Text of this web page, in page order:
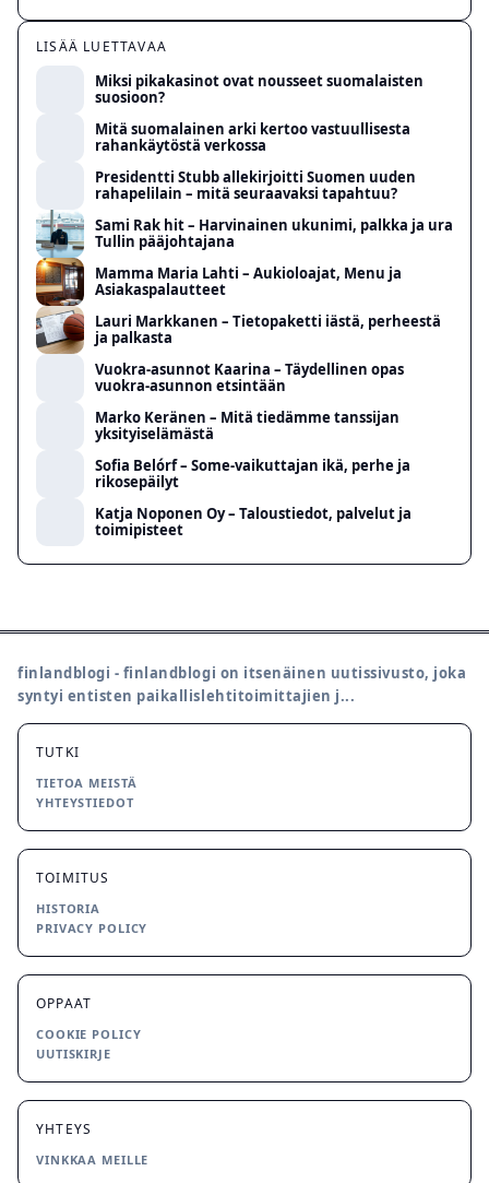
LISÄÄ LUETTAVAA
Miksi pikakasinot ovat nousseet suomalaisten
suosioon?
Mitä suomalainen arki kertoo vastuullisesta
rahankäytöstä verkossa
Presidentti Stubb allekirjoitti Suomen uuden
rahapelilain – mitä seuraavaksi tapahtuu?
Sami Rak hit – Harvinainen ukunimi, palkka ja ura
Tullin pääjohtajana
Mamma Maria Lahti – Aukioloajat, Menu ja
Asiakaspalautteet
Lauri Markkanen – Tietopaketti iästä, perheestä
ja palkasta
Vuokra-asunnot Kaarina – Täydellinen opas
vuokra-asunnon etsintään
Marko Keränen – Mitä tiedämme tanssijan
yksityiselämästä
Sofia Belórf – Some-vaikuttajan ikä, perhe ja
rikosepäilyt
Katja Noponen Oy – Taloustiedot, palvelut ja
toimipisteet
finlandblogi - finlandblogi on itsenäinen uutissivusto, joka
syntyi entisten paikallislehtitoimittajien j...
TUTKI
TIETOA MEISTÄ
YHTEYSTIEDOT
TOIMITUS
HISTORIA
PRIVACY POLICY
OPPAAT
COOKIE POLICY
UUTISKIRJE
YHTEYS
VINKKAA MEILLE